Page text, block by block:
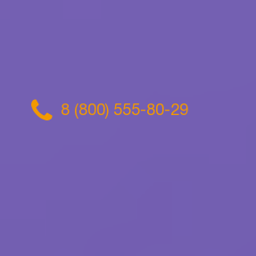
8 (800) 555-80-29